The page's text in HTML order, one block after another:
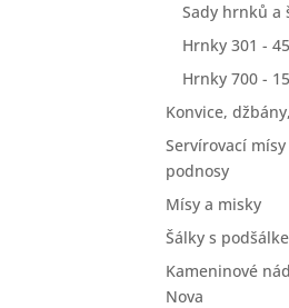
Sady hrnků a
Hrnky 301 -
Hrnky 700 -
Konvice,
Servírovací mísy
podnosy
Mísy a misky
Šálky s
Kameninové
Nova